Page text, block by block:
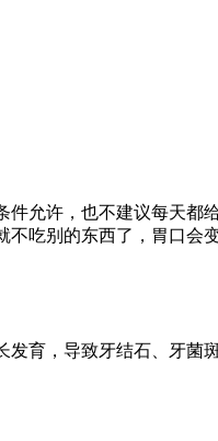
允许，也不建议每天都
吃别的东西了，胃口会
育，导致牙结石、牙菌